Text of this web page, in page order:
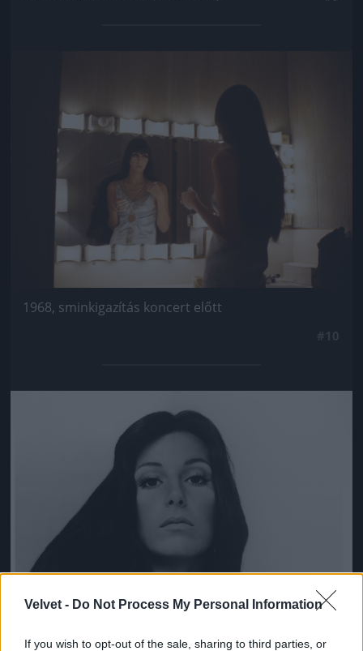
Velvet - Do Not Process My Personal Information
If you wish to opt-out of the sale, sharing to third parties, or
1968, sminkigazítás koncert előtt
Jön még kép!